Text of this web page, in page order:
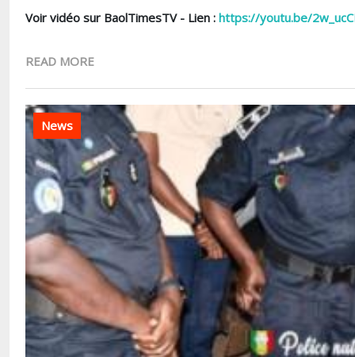
Voir vidéo sur BaolTimesTV - Lien : https://youtu.be/
READ MORE
News